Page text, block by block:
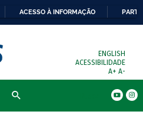
ACESSO À INFORMAÇÃO
ENGLISH
ACESSIBILIDADE
A+ A-